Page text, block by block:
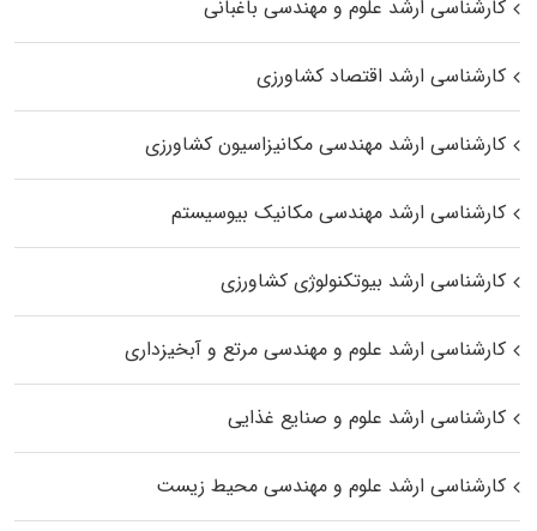
کارشناسی ارشد علوم و مهندسی باغبانی
کارشناسی ارشد اقتصاد کشاورزی
کارشناسی ارشد مهندسی مکانیزاسیون کشاورزی
کارشناسی ارشد مهندسی مکانیک بیوسیستم
کارشناسی ارشد بیوتکنولوژی کشاورزی
کارشناسی ارشد علوم و مهندسی مرتع و آبخیزداری
کارشناسی ارشد علوم و صنایع غذایی
کارشناسی ارشد علوم و مهندسی محیط زیست